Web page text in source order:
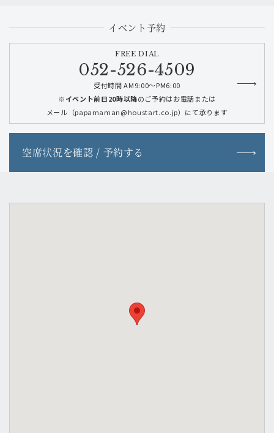
イベント予約
FREE DIAL
052-526-4509
受付時間 AM9:00～PM6:00
※イベント前日20時以降のご予約はお電話または
メール（papamaman@houstart.co.jp）にて承ります
空席状況を確認 / 予約する